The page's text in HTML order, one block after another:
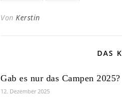
Von Kerstin
DAS
Gab es nur das Campen 2025?
12. Dezember 2025